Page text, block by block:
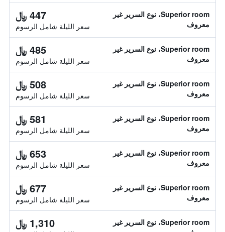
Superior room، نوع السرير غير
معروف
447 ﷼
سعر الليلة شامل الرسوم
Superior room، نوع السرير غير
معروف
485 ﷼
سعر الليلة شامل الرسوم
Superior room، نوع السرير غير
معروف
508 ﷼
سعر الليلة شامل الرسوم
Superior room، نوع السرير غير
معروف
581 ﷼
سعر الليلة شامل الرسوم
Superior room، نوع السرير غير
معروف
653 ﷼
سعر الليلة شامل الرسوم
Superior room، نوع السرير غير
معروف
677 ﷼
سعر الليلة شامل الرسوم
Superior room، نوع السرير غير
1,310 ﷼